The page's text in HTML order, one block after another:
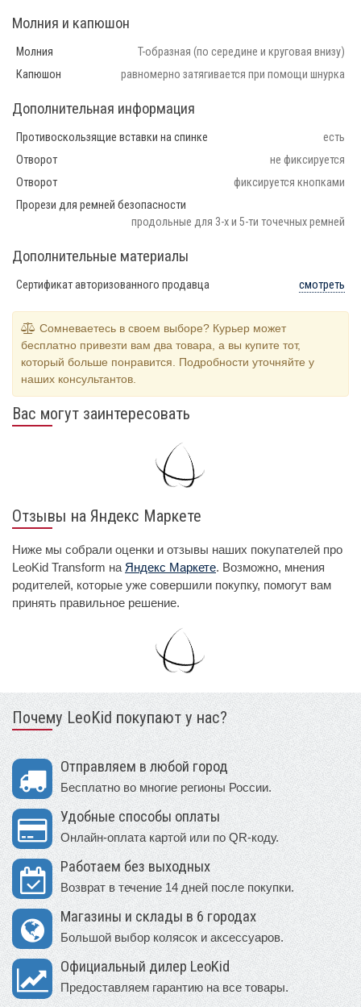
Молния и капюшон
Молния
T-образная (по середине и круговая внизу)
Капюшон
равномерно затягивается при помощи шнурка
Дополнительная информация
Противоскользящие вставки на спинке
есть
Отворот
не фиксируется
Отворот
фиксируется кнопками
Прорези для ремней безопасности
продольные для 3-х и 5-ти точечных ремней
Дополнительные материалы
Сертификат авторизованного продавца смотреть
Сомневаетесь в своем выборе? Курьер может
бесплатно привезти вам два товара, а вы купите тот,
который больше понравится. Подробности уточняйте у
наших консультантов.
Вас могут заинтересовать
Отзывы на Яндекс Маркете
Ниже мы собрали оценки и отзывы наших покупателей про
LeoKid Transform на Яндекс Маркете. Возможно, мнения
родителей, которые уже совершили покупку, помогут вам
принять правильное решение.
Почему LeoKid покупают у нас?
Отправляем в любой город
Бесплатно во многие регионы России.
Удобные способы оплаты
Онлайн-оплата картой или по QR-коду.
Работаем без выходных
Возврат в течение 14 дней после покупки.
Магазины и склады в 6 городах
Большой выбор колясок и аксессуаров.
Официальный дилер LeoKid
Предоставляем гарантию на все товары.